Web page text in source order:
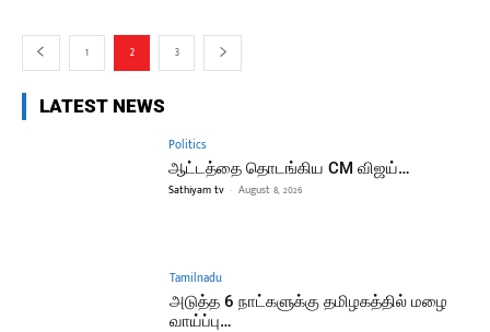
1 2 3
LATEST NEWS
Politics
ஆட்டத்தை தொடங்கிய CM விஜய்…
Sathiyam tv - August 8, 2026
Tamilnadu
அடுத்த 6 நாட்களுக்கு தமிழகத்தில் மழை
வாய்ப்பு…